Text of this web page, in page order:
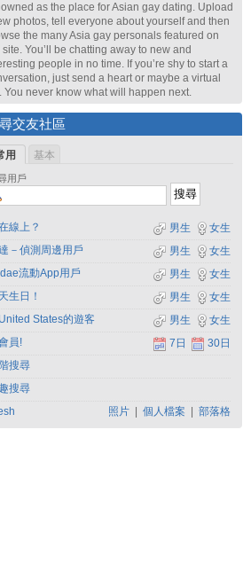
as the place for Asian gay dating. Upload
photos, tell everyone about yourself and then
the many Asia gay personals featured on
site. You’ll be chatting away to new and
people in no time. If you’re shy to start a
just send a heart or maybe a virtual
You never know what will happen next.
交友社區
用 基本
用戶
線上？ 女生
男生
－偵測周邊用戶
女生
男生
流動App用戶
女生
男生
生日！
女生
男生
States的遊客
女生
男生
員!
30日
7日
搜尋
搜尋
照片 個人檔案 部落格